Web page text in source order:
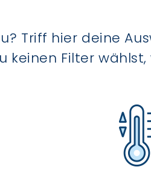
Triff hier deine
keinen Filter